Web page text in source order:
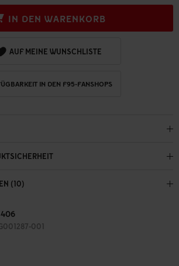
IN DEN WARENKORB
AUF MEINE WUNSCHLISTE
IN DEN F95-FANSHOPS
(10)
001